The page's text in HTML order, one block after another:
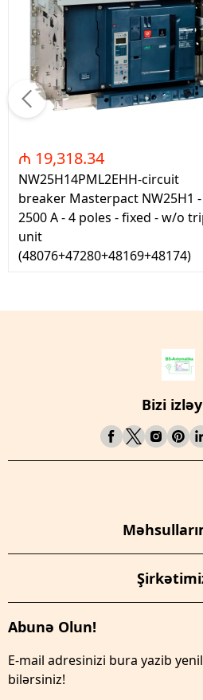
₼ 19,318.34
NW25H14PML2EHH-circuit
breaker Masterpact NW25H1 -
2500 A - 4 poles - fixed - w/o
unit
(48076+47280+48169+48174)
Bizi
Abunə Olun!
E-mail adresinizi bura yazib
bilərsiniz!